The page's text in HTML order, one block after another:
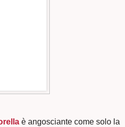
è angosciante come solo la